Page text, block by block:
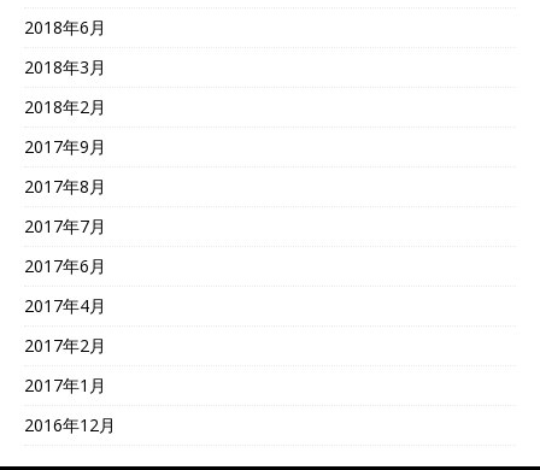
2018年6月
2018年3月
2018年2月
2017年9月
2017年8月
2017年7月
2017年6月
2017年4月
2017年2月
2017年1月
2016年12月